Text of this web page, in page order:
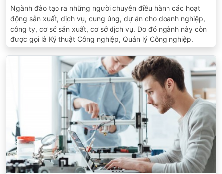
Ngành đào tạo ra những người chuyên điều hành các hoạt
động sản xuất, dịch vụ, cung ứng, dự án cho doanh nghiệp,
công ty, cơ sở sản xuất, cơ sở dịch vụ. Do đó ngành này còn
được gọi là Kỹ thuật Công nghiệp, Quản lý Công nghiệp.